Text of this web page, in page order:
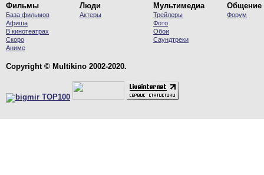
Фильмы
База фильмов
Афиша
В кинотеатрах
Скоро
Аниме
Люди
Актеры
Мультимедиа
Трейлеры
Фото
Обои
Саундтреки
Общение
Форум
Copyright © Multikino 2002-2020.